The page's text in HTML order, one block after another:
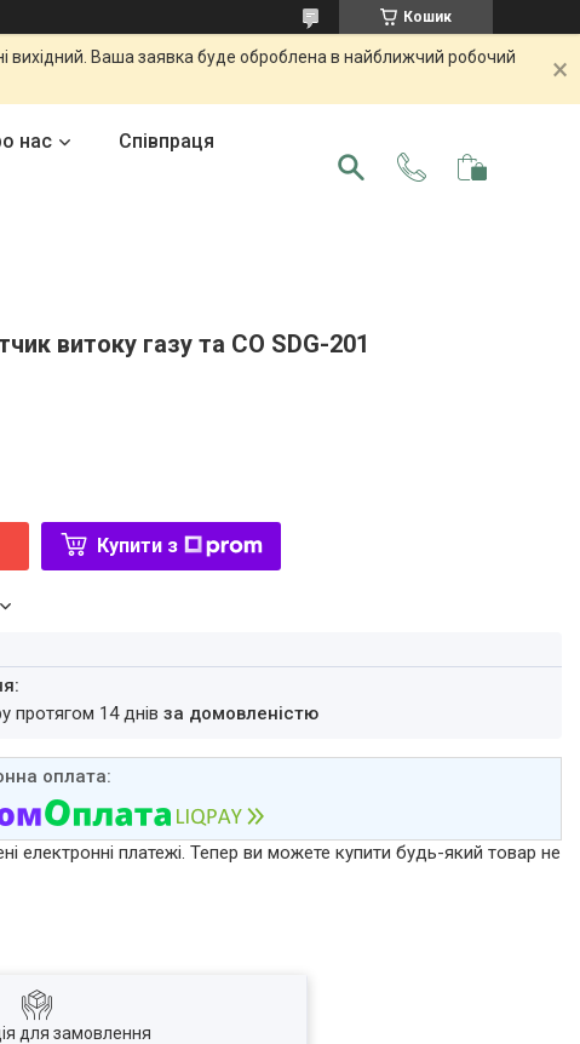
Кошик
вихідний. Ваша заявка буде оброблена в найближчий робочий
нас Співпраця
витоку газу та CO SDG-201
Купити з
протягом 14 днівза домовленістю
електронні платежі. Тепер ви можете купити будь-який товар не
для замовлення